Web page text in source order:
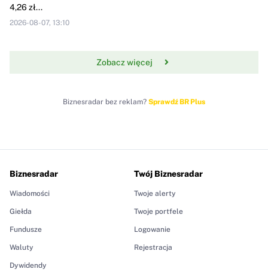
4,26 zł...
2026-08-07, 13:10
Zobacz więcej
Biznesradar bez reklam? Sprawdź BR Plus
Biznesradar
Wiadomości
Giełda
Fundusze
Waluty
Dywidendy
Twój Biznesradar
Twoje alerty
Twoje portfele
Logowanie
Rejestracja